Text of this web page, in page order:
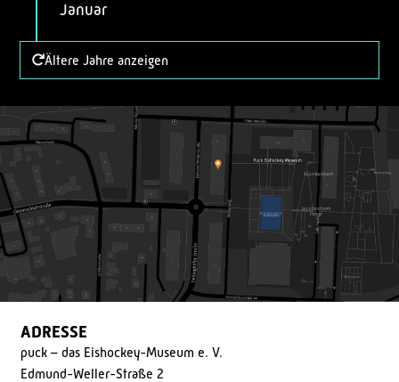
Januar
Ältere Jahre anzeigen
ADRESSE
puck – das Eishockey-Museum e. V.
Edmund-Weller-Straße 2